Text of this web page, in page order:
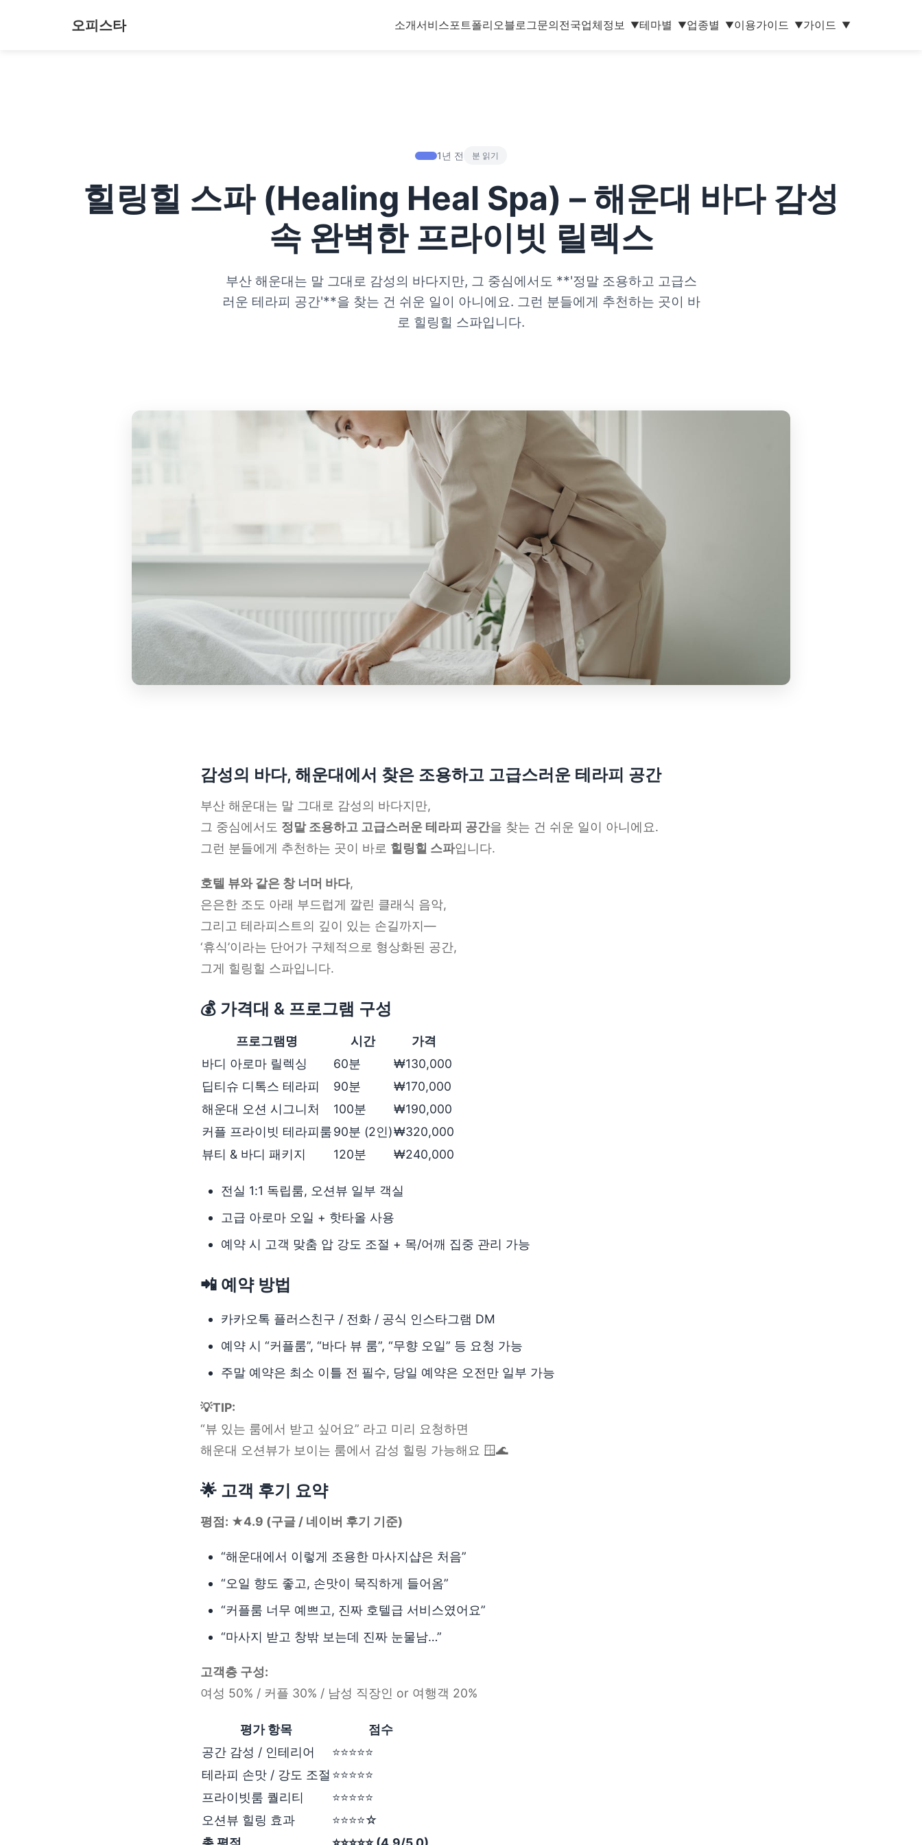
오피스타 소개서비스포트폴리오블로그문의전국업체정보 ▼테마별 ▼업종별 ▼이용가이드 ▼가이드 ▼
1년 전 분 읽기
힐링힐 스파 (Healing Heal Spa) – 해운대 바다 감성
속 완벽한 프라이빗 릴렉스
부산 해운대는 말 그대로 감성의 바다지만, 그 중심에서도 **'정말 조용하고 고급스
러운 테라피 공간'**을 찾는 건 쉬운 일이 아니에요. 그런 분들에게 추천하는 곳이 바
로 힐링힐 스파입니다.
감성의 바다, 해운대에서 찾은 조용하고 고급스러운 테라피 공간
부산 해운대는 말 그대로 감성의 바다지만,
그 중심에서도 정말 조용하고 고급스러운 테라피 공간을 찾는 건 쉬운 일이 아니에요.
그런 분들에게 추천하는 곳이 바로 힐링힐 스파입니다.
호텔 뷰와 같은 창 너머 바다,
은은한 조도 아래 부드럽게 깔린 클래식 음악,
그리고 테라피스트의 깊이 있는 손길까지—
‘휴식’이라는 단어가 구체적으로 형상화된 공간,
그게 힐링힐 스파입니다.
💰 가격대 & 프로그램 구성
프로그램명 시간
가격
바디 아로마 릴렉싱
60분
₩130,000
딥티슈 디톡스 테라피
90분
₩170,000
해운대 오션 시그니처
100분
₩190,000
커플 프라이빗 테라피룸90분 (2인)₩320,000
뷰티 & 바디 패키지
120분 ₩240,000
전실 1:1 독립룸, 오션뷰 일부 객실
고급 아로마 오일 + 핫타올 사용
예약 시 고객 맞춤 압 강도 조절 + 목/어깨 집중 관리 가능
📲 예약 방법
카카오톡 플러스친구 / 전화 / 공식 인스타그램 DM
예약 시 “커플룸”, “바다 뷰 룸”, “무향 오일” 등 요청 가능
주말 예약은 최소 이틀 전 필수, 당일 예약은 오전만 일부 가능
💡TIP:
“뷰 있는 룸에서 받고 싶어요” 라고 미리 요청하면
해운대 오션뷰가 보이는 룸에서 감성 힐링 가능해요 🪟🌊
🌟 고객 후기 요약
평점: ★4.9 (구글 / 네이버 후기 기준)
“해운대에서 이렇게 조용한 마사지샵은 처음”
“오일 향도 좋고, 손맛이 묵직하게 들어옴”
“커플룸 너무 예쁘고, 진짜 호텔급 서비스였어요”
“마사지 받고 창밖 보는데 진짜 눈물남…”
고객층 구성:
여성 50% / 커플 30% / 남성 직장인 or 여행객 20%
평가 항목
점수
공간 감성 / 인테리어
⭐⭐⭐⭐⭐
테라피 손맛 / 강도 조절 ⭐⭐⭐⭐⭐
프라이빗룸 퀄리티
⭐⭐⭐⭐⭐
오션뷰 힐링 효과
⭐⭐⭐⭐☆